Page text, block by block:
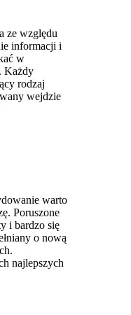
ze względu
informacji i
w
Każdy
rodzaj
wejdzie
warto
Poruszone
i bardzo się
o nową
najlepszych